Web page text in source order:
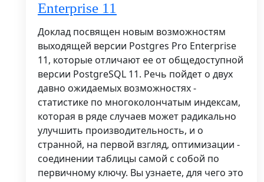
Enterprise 11
Доклад посвящен новым возможностям
выходящей версии Postgres Pro Enterprise
11, которые отличают ее от общедоступной
версии PostgreSQL 11. Речь пойдет о двух
давно ожидаемых возможностях -
статистике по многоколончатым индексам,
которая в ряде случаев может радикально
улучшить производительность, и о
странной, на первой взгляд, оптимизации -
соединении таблицы самой с собой по
первичному ключу. Вы узнаете, для чего это